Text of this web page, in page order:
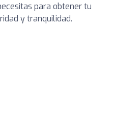
para obtener tu
y tranquilidad.